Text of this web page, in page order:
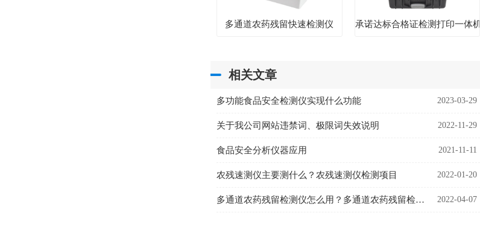
多通道农药残留快速检测仪 承诺达标合格证检测打印一体机
相关文章
多功能食品安全检测仪实现什么功能 2023-03-29
关于我公司网站违禁词、极限词失效说明 2022-11-29
食品安全分析仪器应用 2021-11-11
农残速测仪主要测什么？农残速测仪检测项目 2022-01-20
多通道农药残留检测仪怎么用？多通道农药残留检测仪流程步骤 2022-04-07